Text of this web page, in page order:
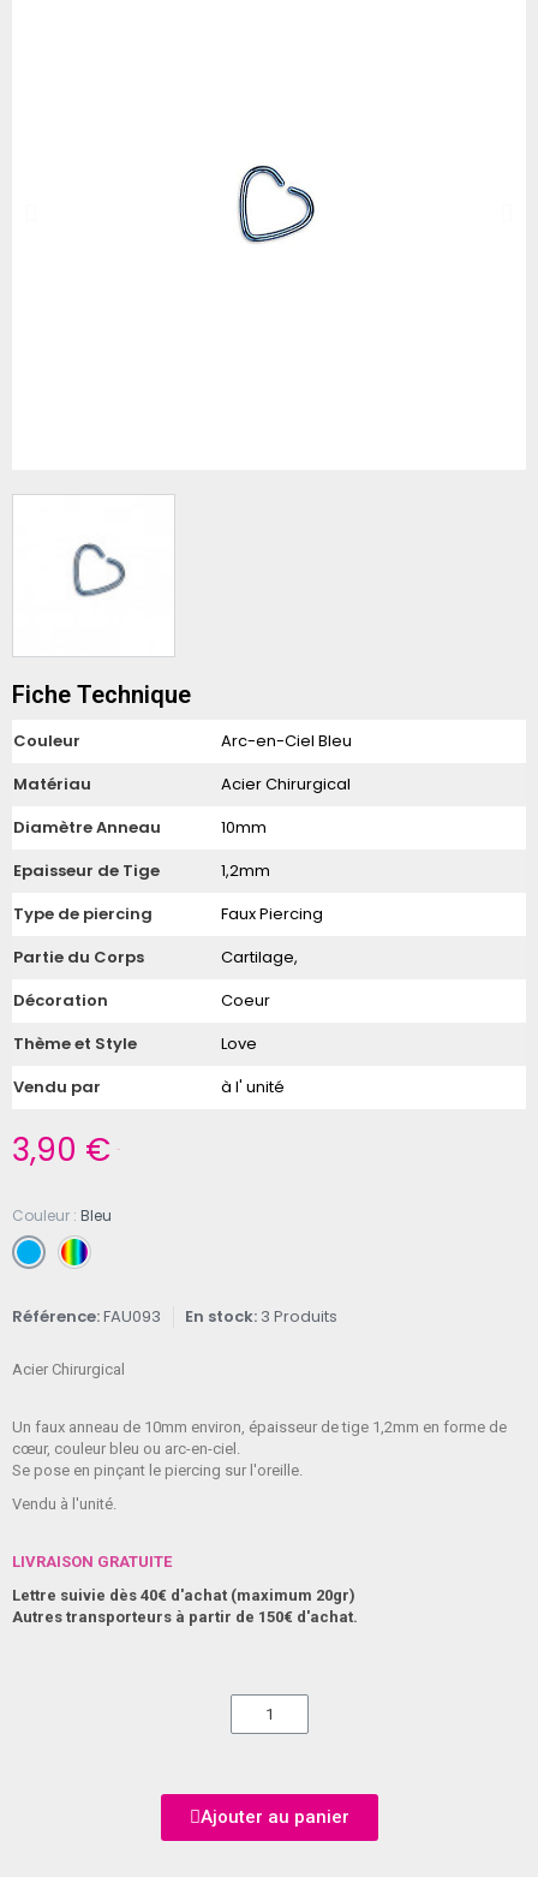
Fiche Technique
Couleur
Arc-en-Ciel Bleu
Matériau
Acier Chirurgical
Diamètre Anneau
10mm
Epaisseur de Tige
1,2mm
Type de piercing
Faux Piercing
Partie du Corps
Cartilage,
Décoration
Coeur
Thème et Style
Love
Vendu par
à l' unité
3,90 €
Couleur Bleu
Référence FAU093 En stock 3 Produits
Acier Chirurgical
Un faux anneau de 10mm environ, épaisseur de tige 1,2mm en forme de
cœur, couleur bleu ou arc-en-ciel.
Se pose en pinçant le piercing sur l'oreille.
Vendu à l'unité.
LIVRAISON GRATUITE
Lettre suivie dès 40€ d'achat (maximum 20gr)
Autres transporteurs à partir de 150€ d'achat.
Ajouter au panier